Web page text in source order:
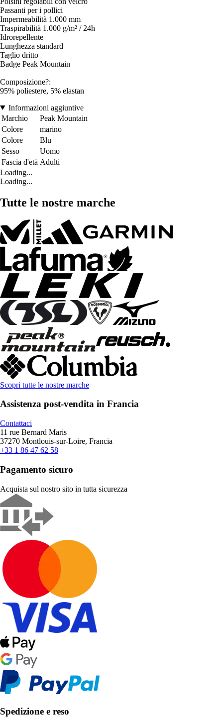
Passanti per i pollici
Impermeabilità 1.000 mm
Traspirabilità 1.000 g/m² / 24h
Idrorepellente
Lunghezza standard
Taglio dritto
Badge Peak Mountain
Composizione?:
95% poliestere, 5% elastan
Informazioni aggiuntive
Marchio
Peak Mountain
Colore
marino
Colore
Blu
Sesso
Uomo
Fascia d'età Adulti
Loading...
Loading...
Tutte le nostre marche
Scopri tutte le nostre marche
Assistenza post-vendita in Francia
Contattaci
11 rue Bernard Maris
37270 Montlouis-sur-Loire, Francia
+33 1 86 47 62 58
Pagamento sicuro
Acquista sul nostro sito in tutta sicurezza
Spedizione e reso